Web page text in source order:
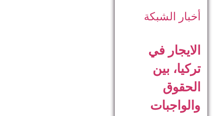
أخبار الشبكة
الايجار في
تركيا، بين
الحقوق
والواجبات